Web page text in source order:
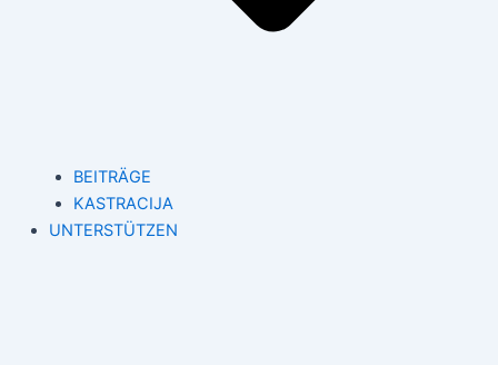
BEITRÄGE
KASTRACIJA
UNTERSTÜTZEN